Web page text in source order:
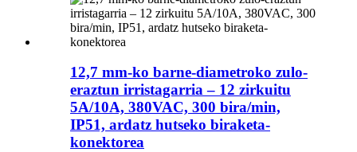
12,7 mm-ko barne-diametroko zulo-
eraztun irristagarria – 12 zirkuitu
5A/10A, 380VAC, 300 bira/min,
IP51, ardatz hutseko biraketa-
konektorea